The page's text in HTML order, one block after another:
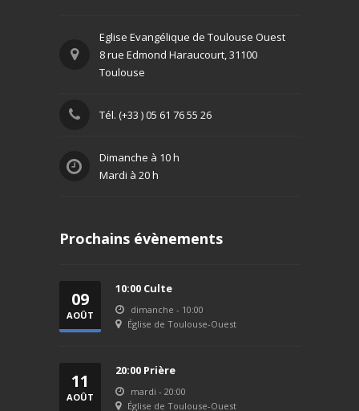
Eglise Evangélique de Toulouse Ouest
8 rue Edmond Haraucourt, 31100
Toulouse
Tél. (+33 ) 05 61 76 55 26
Dimanche à 10 h
Mardi à 20 h
Prochains évènements
09
AOÛT
10:00 Culte
dimanche - 10:00
Église de Toulouse-Ouest
11
AOÛT
20:00 Prière
mardi - 20:00
Église de Toulouse-Ouest